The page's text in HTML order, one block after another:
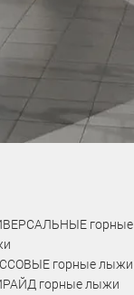
горные
горные лыжи
горные лыжи